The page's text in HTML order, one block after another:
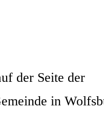
der Seite der
in